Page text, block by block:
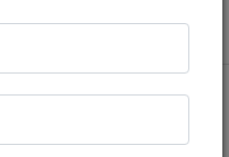
Liên hệ quảng cáo
tử